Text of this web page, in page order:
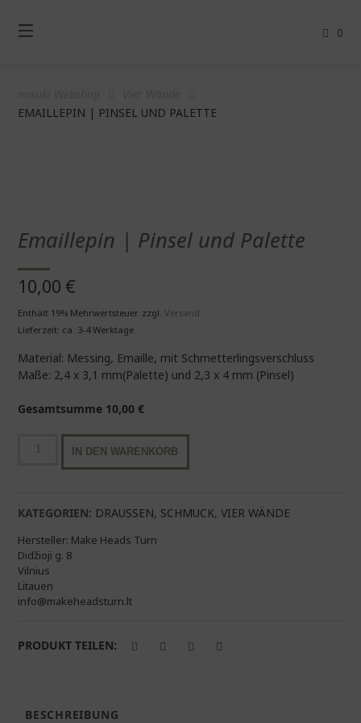
zum
Inhalt
0
EMAILLEPIN | PINSEL UND PALETTE
Emaillepin | Pinsel und Palette
10,00 €
Enthält 19% Mehrwertsteuer zzgl.Versand
Lieferzeit: ca. 3-4 Werktage
Material: Messing, Emaille, mit Schmetterlingsverschluss
Maße: 2,4 x 3,1 mm(Palette) und 2,3 x 4 mm (Pinsel)
Gesamtsumme 10,00€
Emaillepin
Palette
IN DEN WARENKORB
KATEGORIEN: DRAUSSEN , SCHMUCK,VIER WÄNDE
Hersteller: Make Heads Turn
Didžioji g. 8
Vilnius
Litauen
info@makeheadsturn.lt
PRODUKT TEILEN:
BESCHREIBUNG